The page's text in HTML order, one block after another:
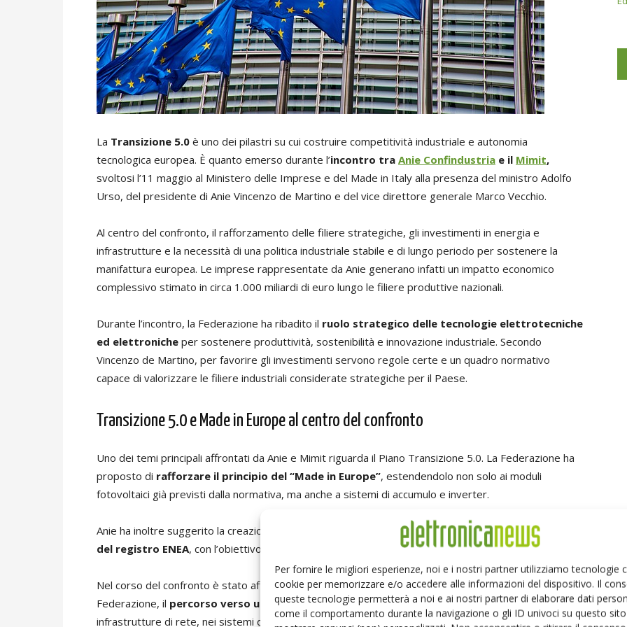
Per fornire le migliori esperienze, noi e i nostri partner utilizziamo tecnologie
cookie per memorizzare e/o accedere alle informazioni del dispositivo. Il
queste tecnologie permetterà a noi e ai nostri partner di elaborare dati
come il comportamento durante la navigazione o gli ID univoci su questo
La Transizione 5.0 è uno dei pilastri su cui costruire competitività industriale e autonomia
tecnologica europea. È quanto emerso durante l’incontro tra Anie Confindustria e il Mimit,
svoltosi l’11 maggio al Ministero delle Imprese e del Made in Italy alla presenza del ministro Adolfo
Urso, del presidente di Anie Vincenzo de Martino e del vice direttore generale Marco Vecchio.
Al centro del confronto, il rafforzamento delle filiere strategiche, gli investimenti in energia e
infrastrutture e la necessità di una politica industriale stabile e di lungo periodo per sostenere la
manifattura europea. Le imprese rappresentate da Anie generano infatti un impatto economico
complessivo stimato in circa 1.000 miliardi di euro lungo le filiere produttive nazionali.
Durante l’incontro, la Federazione ha ribadito il ruolo strategico delle tecnologie elettrotecniche
ed elettroniche per sostenere produttività, sostenibilità e innovazione industriale. Secondo
Vincenzo de Martino, per favorire gli investimenti servono regole certe e un quadro normativo
capace di valorizzare le filiere industriali considerate strategiche per il Paese.
Transizione 5.0 e Made in Europe al centro del confronto
Uno dei temi principali affrontati da Anie e Mimit riguarda il Piano Transizione 5.0. La Federazione ha
proposto di rafforzare il principio del “Made in Europe”, estendendolo non solo ai moduli
fotovoltaici già previsti dalla normativa, ma anche a sistemi di accumulo e inverter.
Anie ha inoltre suggerito la creazione di una
sezione dedicata ai produttori europei all’interno
del registro ENEA, con l’obiettivo di valorizzare le tecnologie sviluppate e prodotte in Europa.
Nel corso del confronto è stato affrontato anche il tema della transizione energetica. Secondo la
Federazione, il percorso verso un sistema industriale più sostenibilerichiede investimenti nelle
infrastrutture di rete, nei sistemi di accumulo e nelle tecnologie per l’efficienza energetica. Per